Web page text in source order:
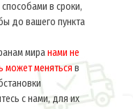
в сроки,
до вашего пункта
миранами не
может меняться в
с нами, для их